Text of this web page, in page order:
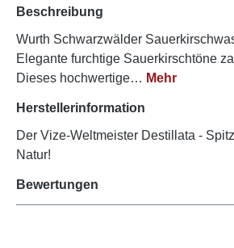
Beschreibung
Wurth Schwarzwälder
Elegante furchtige Sauerkirschtöne
Dieses hochwertige… Mehr
Herstellerinformation
Der Vize-Weltmeister Destillata -
Natur!
Bewertungen